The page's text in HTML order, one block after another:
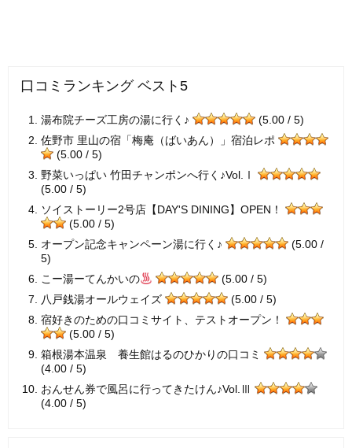
口コミランキング ベスト5
湯布院チーズ工房の湯に行く♪
(5.00 / 5)
佐野市 里山の宿「梅庵（ばいあん）」宿泊レポ
(5.00 / 5)
野菜いっぱい 竹田チャンポンへ行く♪Vol.Ⅰ
(5.00 / 5)
ソイストーリー2号店【DAY'S DINING】OPEN！
(5.00 / 5)
オープン記念キャンペーン湯に行く♪
(5.00 /
5)
こー湯ーてんかいの
(5.00 / 5)
八戸銭湯オールウェイズ
(5.00 / 5)
宿好きのための口コミサイト、テストオープン！
(5.00 / 5)
箱根湯本温泉 養生館はるのひかりの口コミ
(4.00 / 5)
おんせん券で風呂に行ってきたけん♪Vol.Ⅲ
(4.00 / 5)